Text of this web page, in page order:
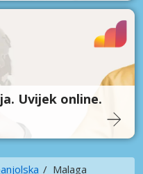
Uvijek online.
Malaga